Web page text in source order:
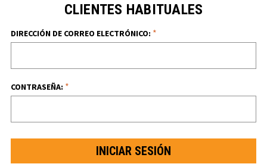
CLIENTES HABITUALES
DIRECCIÓN DE CORREO ELECTRÓNICO: *
CONTRASEÑA: *